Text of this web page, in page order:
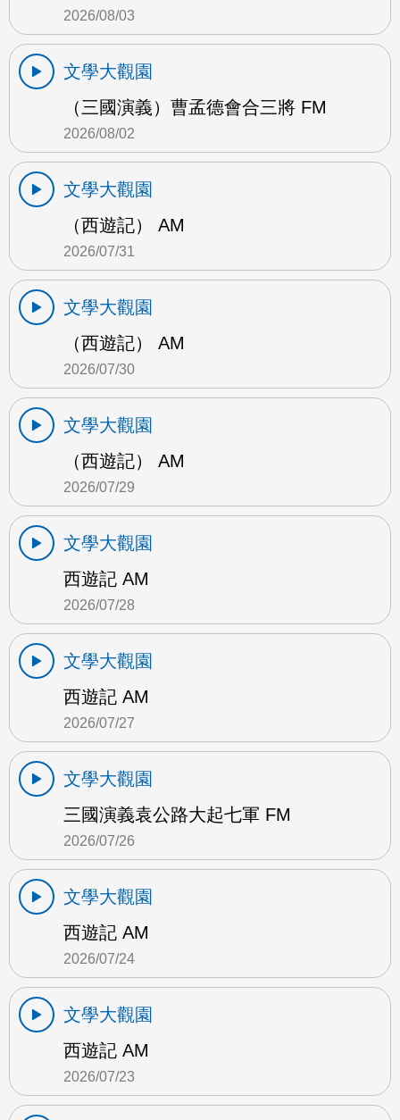
2026/08/03
文學大觀園
（三國演義）曹孟德會合三將 FM
2026/08/02
文學大觀園
（西遊記） AM
2026/07/31
文學大觀園
（西遊記） AM
2026/07/30
文學大觀園
（西遊記） AM
2026/07/29
文學大觀園
西遊記 AM
2026/07/28
文學大觀園
西遊記 AM
2026/07/27
文學大觀園
三國演義袁公路大起七軍 FM
2026/07/26
文學大觀園
西遊記 AM
2026/07/24
文學大觀園
西遊記 AM
2026/07/23